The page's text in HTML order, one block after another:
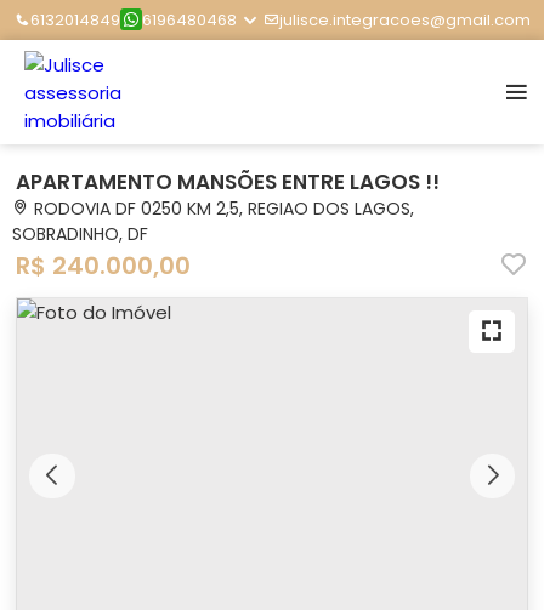
6132014849 6196480468 julisce.integracoes@gmail.com
APARTAMENTO MANSÕES ENTRE LAGOS !!
RODOVIA DF 0250 KM 2,5, REGIAO DOS LAGOS,
SOBRADINHO, DF
R$ 240.000,00